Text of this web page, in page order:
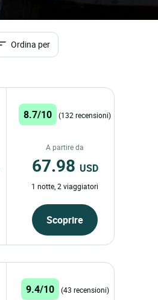
Ordina per
8.7/10 (132 recensioni)
A partire da
67.98 USD
1 notte, 2 viaggiatori
Scoprire
9.4/10 (43 recensioni)